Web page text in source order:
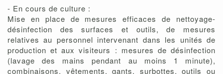
- En cours de culture :
Mise en place de mesures efficaces de nettoyage-
désinfection des surfaces et outils, de mesures
relatives au personnel intervenant dans les unités de
production et aux visiteurs : mesures de désinfection
(lavage des mains pendant au moins 1 minute),
combinaisons, vêtements, gants, surbottes, outils ou